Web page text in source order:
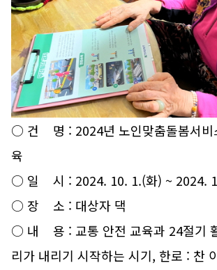
○ 건 명 : 2024년 노인맞춤돌봄서비
육
○ 일 시 : 2024. 10. 1.(화) ~ 2024.
○ 장 소 : 대상자 댁
○ 내 용 : 교통 안전 교육과 24절기
리가 내리기 시작하는 시기, 한로 : 찬